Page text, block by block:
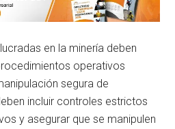
en la minería deben
operativos
segura de
incluir controles estrictos
y asegurar que se manipulen